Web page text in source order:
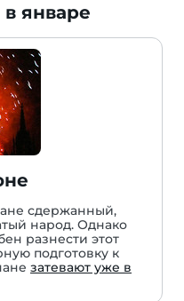
январе
сдержанный,
народ. Однако
разнести этот
подготовку к
затевают уже в